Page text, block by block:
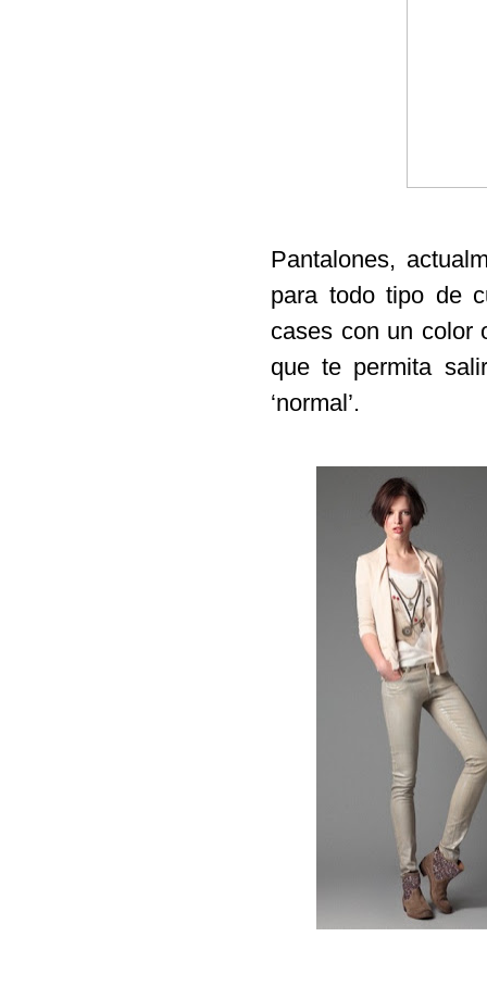
Pantalones,
para todo tipo de
cases con un color
que te permita
‘normal’.